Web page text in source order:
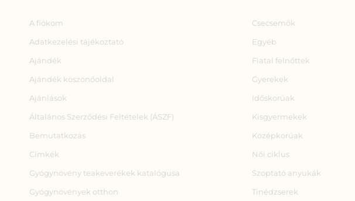
A fiókom
Adatkezelési tájékoztató
Ajándék
Ajándék köszönőoldal
Ajánlások
Általános Szerződési Feltételek (ÁSZF)
Bemutatkozás
Címkék
Gyógynövény teakeverékek katalógusa
Gyógynövények otthon
Csecsemők
Egyéb
Fiatal felnőttek
Gyerekek
Időskorúak
Kisgyermekek
Középkorúak
Női ciklus
Szoptató anyukák
Tinédzserek